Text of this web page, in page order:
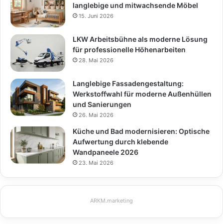
langlebige und mitwachsende Möbel
15. Juni 2026
LKW Arbeitsbühne als moderne Lösung
für professionelle Höhenarbeiten
28. Mai 2026
Langlebige Fassadengestaltung:
Werkstoffwahl für moderne Außenhüllen
und Sanierungen
26. Mai 2026
Küche und Bad modernisieren: Optische
Aufwertung durch klebende
Wandpaneele 2026
23. Mai 2026
ARKM.marketing